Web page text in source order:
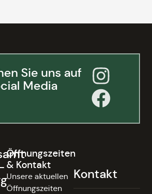
Sie uns auf
Media
Öffnungszeiten
& Kontakt
Unsere aktuellen
Öffnungszeiten
Kontakt